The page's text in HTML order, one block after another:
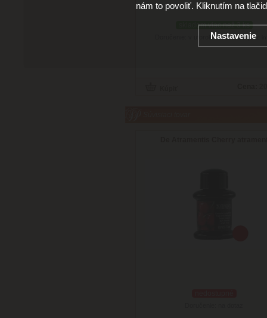
skladom viac než 3 ks
Doručenie: v utorok 11.08.2026(viac
nám to povoliť. Kliknutím na
Nastavenie